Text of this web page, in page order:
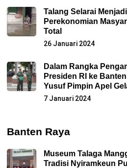
Talang Selarai
Perekonomian
Total
26 Januari 2024
Dalam Rangka
Presiden RI ke
Yusuf Pimpin Apel
7 Januari 2024
Banten Raya
Museum Talaga
Tradisi Nyiramkeun